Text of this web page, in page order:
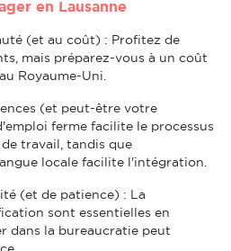
en Lausanne
(et au coût) : Profitez de
mais préparez-vous à un coût
Royaume-Uni.
(et peut-être votre
ferme facilite le processus
travail, tandis que
locale facilite l'intégration.
(et de patience) : La
sont essentielles en
dans la bureaucratie peut